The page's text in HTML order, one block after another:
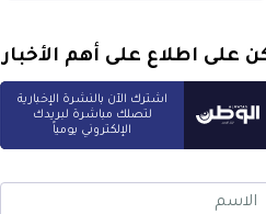
على اطلاع على أهم الأخبار
اشترك الآن بالنشرة الإخبارية
لتصلك مباشرة لبريدك
الإلكتروني يومياً